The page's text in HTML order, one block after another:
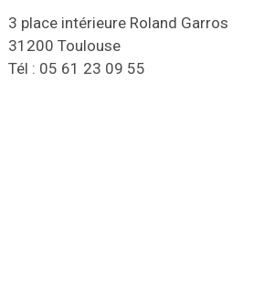
3 place intérieure Roland Garros
31200 Toulouse
Tél : 05 61 23 09 55